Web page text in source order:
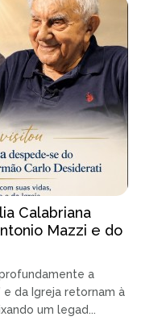
Calabriana
Mazzi e do
a
e da Igreja retornam à
um legad...